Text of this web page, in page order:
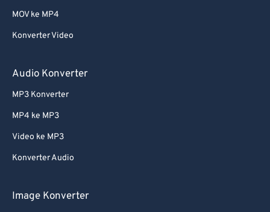
MOV ke MP4
Konverter Video
Audio Konverter
MP3 Konverter
MP4 ke MP3
Video ke MP3
Konverter Audio
Image Konverter